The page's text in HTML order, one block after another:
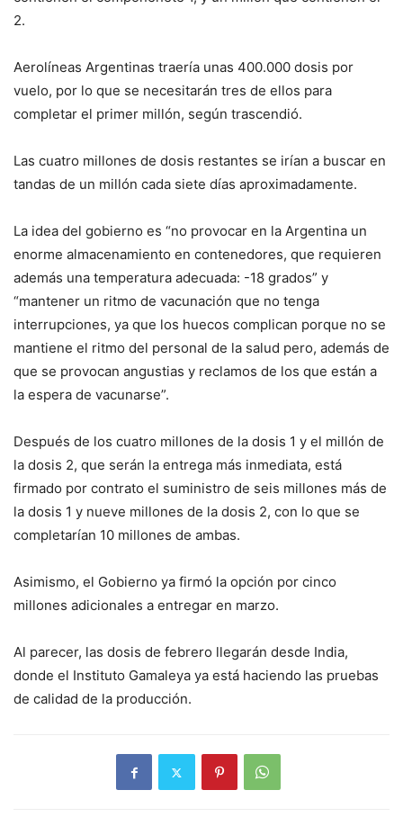
2.
Aerolíneas Argentinas traería unas 400.000 dosis por
vuelo, por lo que se necesitarán tres de ellos para
completar el primer millón, según trascendió.
Las cuatro millones de dosis restantes se irían a buscar en
tandas de un millón cada siete días aproximadamente.
La idea del gobierno es “no provocar en la Argentina un
enorme almacenamiento en contenedores, que requieren
además una temperatura adecuada: -18 grados” y
“mantener un ritmo de vacunación que no tenga
interrupciones, ya que los huecos complican porque no se
mantiene el ritmo del personal de la salud pero, además de
que se provocan angustias y reclamos de los que están a
la espera de vacunarse”.
Después de los cuatro millones de la dosis 1 y el millón de
la dosis 2, que serán la entrega más inmediata, está
firmado por contrato el suministro de seis millones más de
la dosis 1 y nueve millones de la dosis 2, con lo que se
completarían 10 millones de ambas.
Asimismo, el Gobierno ya firmó la opción por cinco
millones adicionales a entregar en marzo.
Al parecer, las dosis de febrero llegarán desde India,
donde el Instituto Gamaleya ya está haciendo las pruebas
de calidad de la producción.